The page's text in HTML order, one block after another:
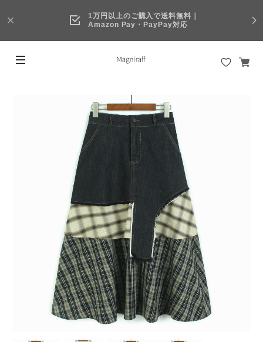
1万円以上のご購入で送料無料｜
Amazon Pay・PayPay対応